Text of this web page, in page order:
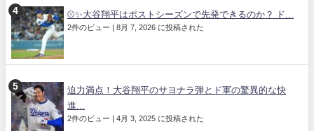
⚾✨大谷翔平はポストシーズンで先発できるのか？ ド...
2件のビュー 8月 7, 2026 に投稿された
迫力満点！大谷翔平のサヨナラ弾とド軍の驚異的な快
進...
2件のビュー 4月 3, 2025 に投稿された